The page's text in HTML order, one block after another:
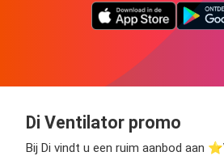
Di Ventilator promo
Bij Di vindt u een ruim aanbod aan ⭐️